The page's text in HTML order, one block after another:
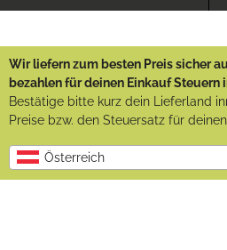
Wir liefern zum besten Preis sicher
bezahlen für deinen Einkauf Steuern
Bestätige bitte kurz dein Lieferland
Preise bzw. den Steuersatz für
Österreich